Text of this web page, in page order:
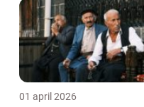
01 april 2026